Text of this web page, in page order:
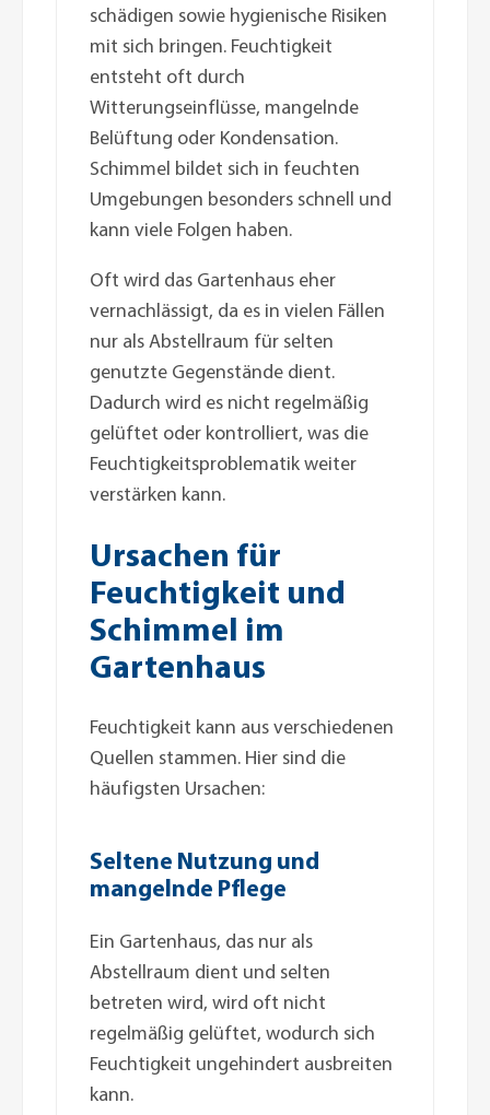
schädigen sowie hygienische Risiken
mit sich bringen. Feuchtigkeit
entsteht oft durch
Witterungseinflüsse, mangelnde
Belüftung oder Kondensation.
Schimmel bildet sich in feuchten
Umgebungen besonders schnell und
kann viele Folgen haben.
Oft wird das Gartenhaus eher
vernachlässigt, da es in vielen Fällen
nur als Abstellraum für selten
genutzte Gegenstände dient.
Dadurch wird es nicht regelmäßig
gelüftet oder kontrolliert, was die
Feuchtigkeitsproblematik weiter
verstärken kann.
Ursachen für
Feuchtigkeit und
Schimmel im
Gartenhaus
Feuchtigkeit kann aus verschiedenen
Quellen stammen. Hier sind die
häufigsten Ursachen:
Seltene Nutzung und
mangelnde Pflege
Ein Gartenhaus, das nur als
Abstellraum dient und selten
betreten wird, wird oft nicht
regelmäßig gelüftet, wodurch sich
Feuchtigkeit ungehindert ausbreiten
kann.